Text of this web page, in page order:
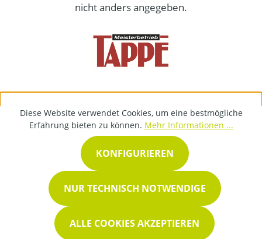
nicht anders angegeben.
Diese Website verwendet Cookies, um eine bestmögliche
Erfahrung bieten zu können. Mehr Informationen ...
NUR TECHNISCH NOTWENDIGE
KONFIGURIEREN
ALLE COOKIES AKZEPTIEREN